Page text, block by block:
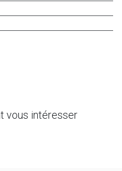
vous intéresser